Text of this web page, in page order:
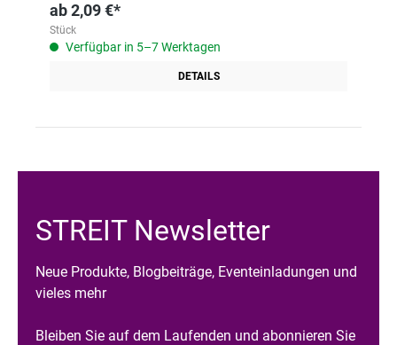
ab2,09 €*
Stück
Verfügbar in 5–7 Werktagen
DETAILS
STREIT Newsletter
Neue Produkte, Blogbeiträge, Eventeinladungen und
vieles mehr
Bleiben Sie auf dem Laufenden und abonnieren Sie